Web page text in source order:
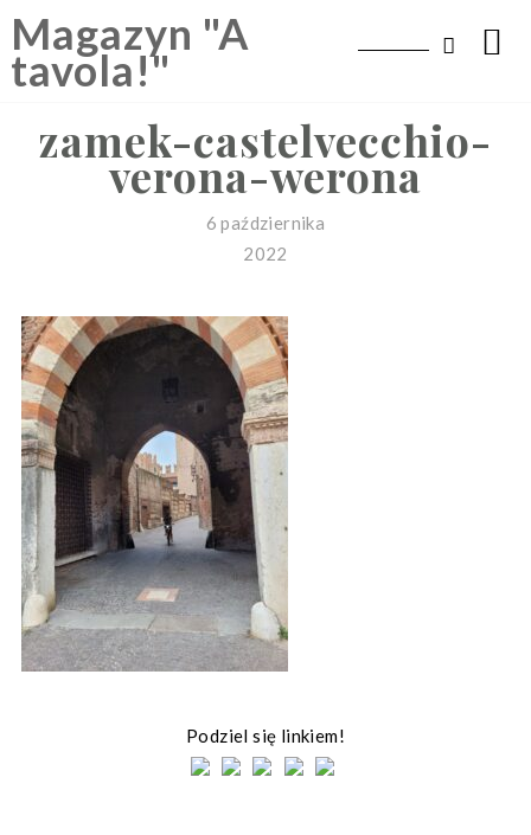
Skip
to
content
Magazyn "A
tavola!"
zamek-castelvecchio-
verona-werona
6 października
2022
Podziel się linkiem!